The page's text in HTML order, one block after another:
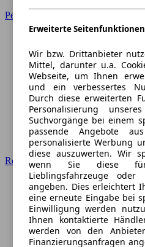
Peugeot
Renault
Erweiterte Seitenfunktionen
Wir bzw. Drittanbieter
Mittel, darunter u.a.
Webseite, um Ihnen
und ein verbessertes
Durch diese erweiterten
Personalisierung
Suchvorgänge bei einem
passende Angebote
personalisierte Werbung
diese auszuwerten. Wir
wenn Sie diese für
Lieblingsfahrzeuge
angeben. Dies erleichtert
eine erneute Eingabe bei
Einwilligung werden
Ihnen kontaktierte
werden von den
Finanzierungsanfragen